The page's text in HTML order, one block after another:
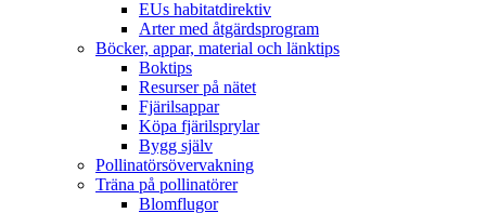
EUs habitatdirektiv
Arter med åtgärdsprogram
Böcker, appar, material och länktips
Boktips
Resurser på nätet
Fjärilsappar
Köpa fjärilsprylar
Bygg själv
Pollinatörsövervakning
Träna på pollinatörer
Blomflugor